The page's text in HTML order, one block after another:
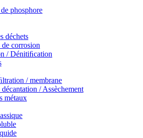
phosphore
déchets
corrosion
/ Dénitiﬁcation
/ membrane
décantation / Assèchement
métaux